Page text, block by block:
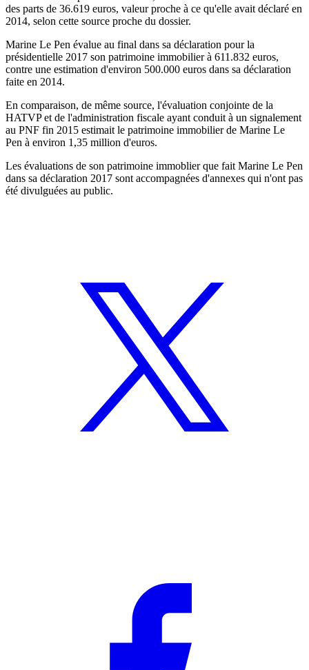
des parts de 36.619 euros, valeur proche à ce qu'elle avait déclaré en
2014, selon cette source proche du dossier.
Marine Le Pen évalue au final dans sa déclaration pour la
présidentielle 2017 son patrimoine immobilier à 611.832 euros,
contre une estimation d'environ 500.000 euros dans sa déclaration
faite en 2014.
En comparaison, de même source, l'évaluation conjointe de la
HATVP et de l'administration fiscale ayant conduit à un signalement
au PNF fin 2015 estimait le patrimoine immobilier de Marine Le
Pen à environ 1,35 million d'euros.
Les évaluations de son patrimoine immoblier que fait Marine Le Pen
dans sa déclaration 2017 sont accompagnées d'annexes qui n'ont pas
été divulguées au public.